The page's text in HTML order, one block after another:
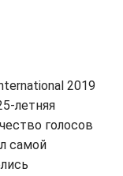
2019
летняя
голосов
самой